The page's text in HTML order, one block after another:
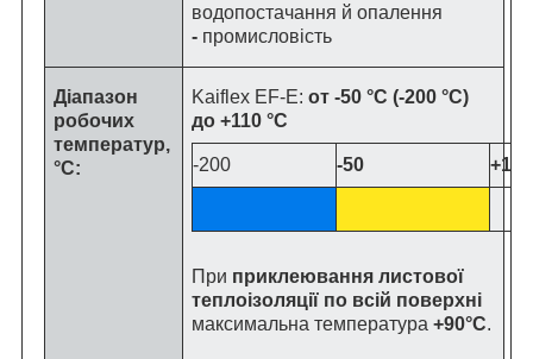
водопостачання й опалення
- промисловість
Діапазон
робочих
температур,
°C:
Kaiflex EF-E: от -50 °C (-200 °C)
до +110 °C
-200 -50 +110
При приклеювання листової
теплоізоляції по всій поверхні
максимальна температура +90°C.